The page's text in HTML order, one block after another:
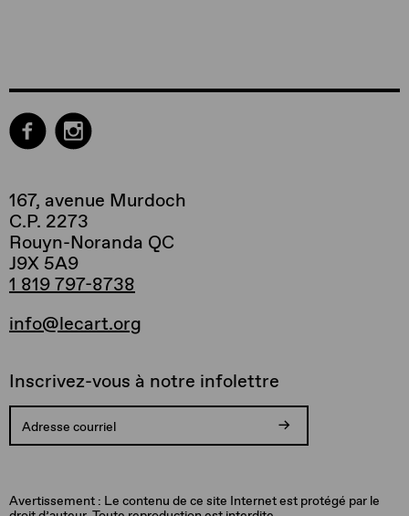
167, avenue Murdoch
C.P. 2273
Rouyn-Noranda QC
J9X 5A9
1 819 797-8738
info@lecart.org
Inscrivez-vous à notre infolettre
est
recevoir
invalide.
est
Avertissement : Le contenu de ce site Internet est protégé par le